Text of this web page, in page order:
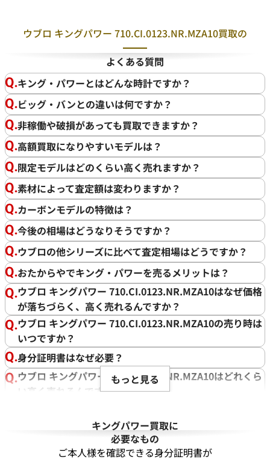
ウブロ キングパワー 710.CI.0123.NR.MZA10買取の
よくある質問
キング・パワーとはどんな時計ですか？
ビッグ・バンとの違いは何ですか？
非稼働や破損があっても買取できますか？
高額買取になりやすいモデルは？
限定モデルはどのくらい高く売れますか？
素材によって査定額は変わりますか？
カーボンモデルの特徴は？
今後の相場はどうなりそうですか？
ウブロの他シリーズに比べて査定相場はどうですか？
おたからやでキング・パワーを売るメリットは？
ウブロ キングパワー 710.CI.0123.NR.MZA10はなぜ価格
が落ちづらく、高く売れるんですか？
ウブロ キングパワー 710.CI.0123.NR.MZA10の売り時は
いつですか？
身分証明書はなぜ必要？
ウブロ キングパワー 710.CI.0123.NR.MZA10はどれくら
い高く売れるんですか？
かなり古い時計でも買取してもらえますか？
ガラス面が割れた時計でも買い取ってもらえる？
もっと見る
キングパワー買取に
必要なもの
ご本人様を確認できる身分証明書が